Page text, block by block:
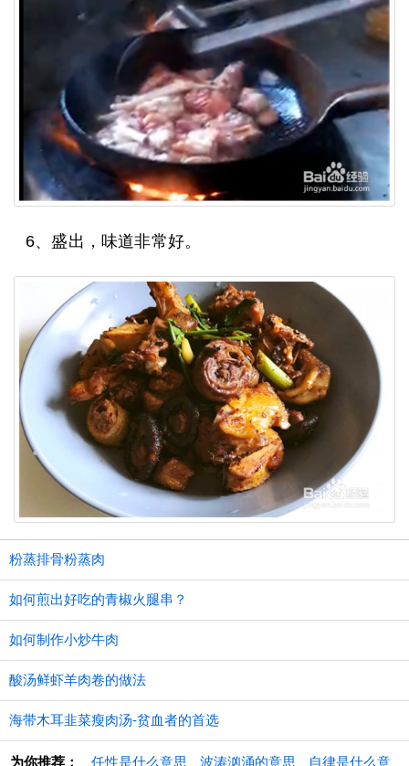
6、盛出，味道非常好。
粉蒸排骨粉蒸肉
如何煎出好吃的青椒火腿串？
如何制作小炒牛肉
酸汤鲜虾羊肉卷的做法
海带木耳韭菜瘦肉汤-贫血者的首选
为你推荐： 任性是什么意思 波涛汹涌的意思 自律是什么意